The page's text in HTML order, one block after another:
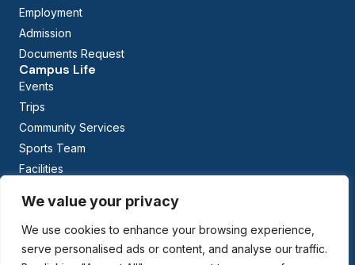
We value your privacy
We use cookies to enhance your browsing experience,
serve personalised ads or content, and analyse our traffic.
Employment
Admission
Documents Request
Campus Life
Events
Trips
Community Services
Sports Team
Facilities
Curriculum
The British Columbia Curriculum